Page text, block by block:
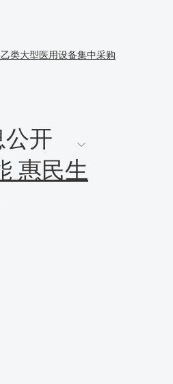
类大型医用设备集中采购
公开
惠民生